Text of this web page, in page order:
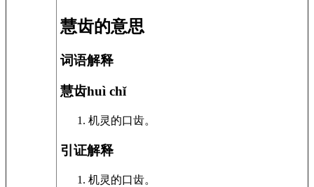
慧齿的意思
词语解释
慧齿huì chǐ
机灵的口齿。
引证解释
机灵的口齿。